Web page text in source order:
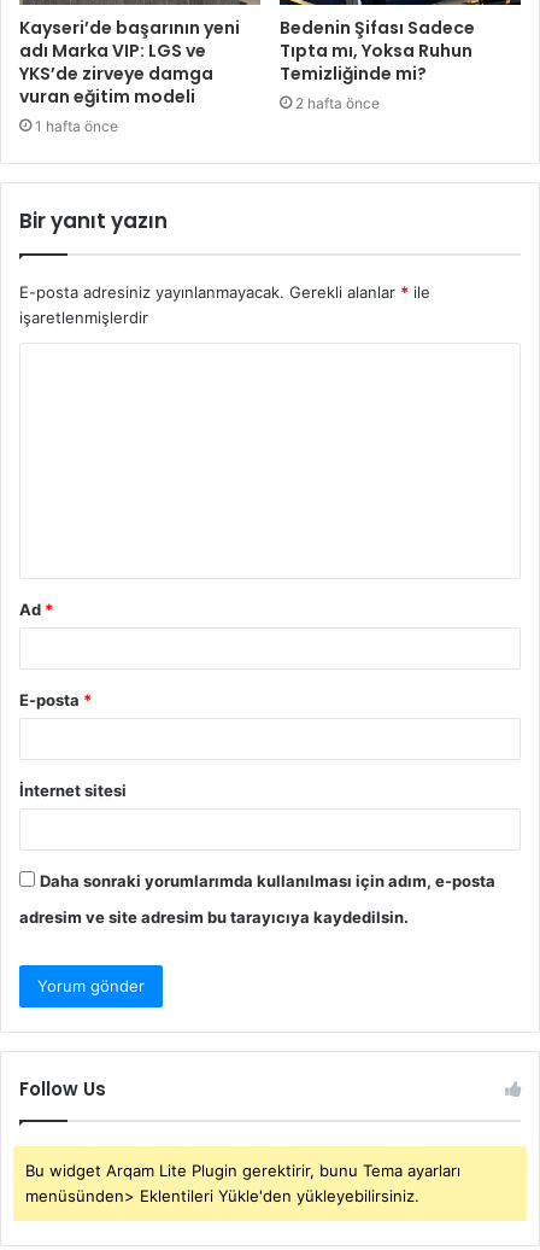
Kayseri’de başarının yeni
adı Marka VIP: LGS ve
YKS’de zirveye damga
vuran eğitim modeli
1 hafta önce
Bedenin Şifası Sadece
Tıpta mı, Yoksa Ruhun
Temizliğinde mi?
2 hafta önce
Bir yanıt yazın
E-posta adresiniz yayınlanmayacak. Gerekli alanlar * ile
işaretlenmişlerdir
Ad *
E-posta *
İnternet sitesi
Daha sonraki yorumlarımda kullanılması için adım, e-posta
adresim ve site adresim bu tarayıcıya kaydedilsin.
Follow Us
Bu widget Arqam Lite Plugin gerektirir, bunu Tema ayarları
menüsünden> Eklentileri Yükle'den yükleyebilirsiniz.